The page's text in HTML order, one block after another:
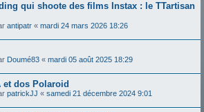
qui shoote des films Instax : le TTartisan
antipatr « mardi 24 mars 2026 18:26
Doumé83 « mardi 05 août 2025 18:29
et dos Polaroid
patrickJJ « samedi 21 décembre 2024 9:01